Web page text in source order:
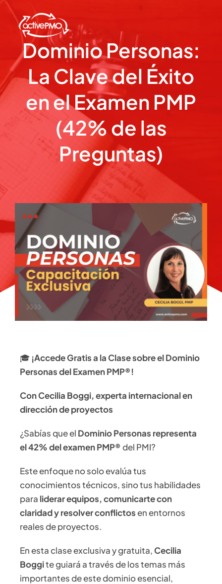
Skip
content
Dominio Personas:
La Clave del Éxito
en el Examen PMP
(42% de las
Preguntas)
🎓 ¡Accede Gratis a la Clase sobre el Dominio
Personas del Examen PMP®!
Con Cecilia Boggi, experta internacional en
dirección de proyectos
¿Sabías que el Dominio Personas representa
el 42% del examen PMP® del PMI?
Este enfoque no solo evalúa tus
conocimientos técnicos, sino tus habilidades
para liderar equipos, comunicarte con
claridad y resolver conflictos en entornos
reales de proyectos.
En esta clase exclusiva y gratuita,Cecilia
Boggite guiará a través de los temas más
importantes de este dominio esencial,